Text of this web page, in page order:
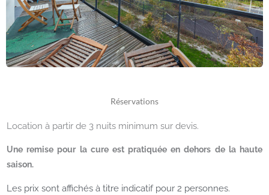
Réservations
Location à partir de 3 nuits minimum sur devis.
Une remise pour la cure est pratiquée en dehors de la haute
saison.
Les prix sont affichés à titre indicatif pour 2 personnes.